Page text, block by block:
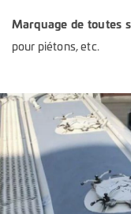
Marquage de toutes
pour piétons, etc.